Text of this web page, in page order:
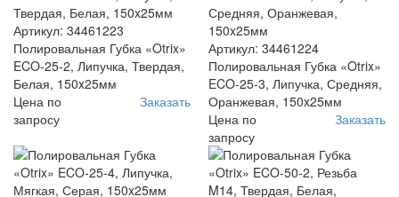
Артикул: 34461223
Полировальная Губка «Otrix»
ECO-25-2, Липучка, Твердая,
Белая, 150x25мм
Цена по
запросу
Заказать
Артикул: 34461224
Полировальная Губка «Otrix»
ECO-25-3, Липучка, Средняя,
Оранжевая, 150x25мм
Цена по
запросу
Заказать